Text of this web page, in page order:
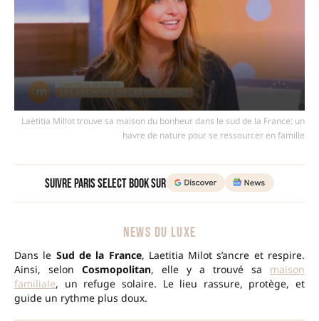
Laëtitia Millot trouve sa maison du bonheur dans le sud de la France: un
havre de nature pour se ressourcer en famille
Suivre Paris Select Book sur
NEWS DU LUXE
Dans le Sud de la France, Laetitia Milot s’ancre et respire.
Ainsi, selon Cosmopolitan, elle y a trouvé sa maison
familiale, un refuge solaire. Le lieu rassure, protège, et
guide un rythme plus doux.